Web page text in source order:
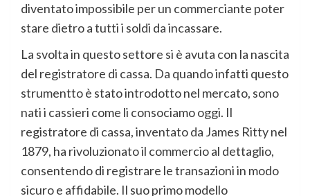
diventato impossibile per un commerciante poter
stare dietro a tutti i soldi da incassare.
La svolta in questo settore si è avuta con la nascita
del registratore di cassa. Da quando infatti questo
strumentto è stato introdotto nel mercato, sono
nati i cassieri come li consociamo oggi. Il
registratore di cassa, inventato da James Ritty nel
1879, ha rivoluzionato il commercio al dettaglio,
consentendo di registrare le transazioni in modo
sicuro e affidabile. Il suo primo modello